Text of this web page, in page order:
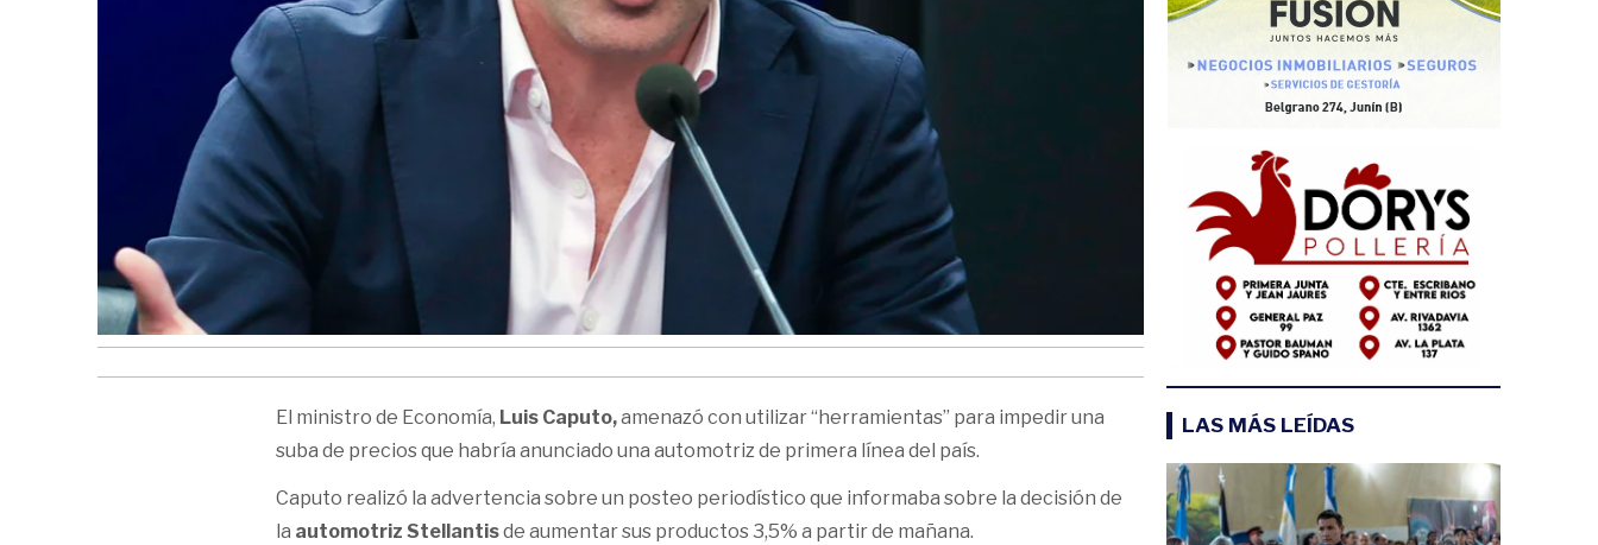
El ministro de Economía, Luis Caputo,amenazó con utilizar “herramientas” para impedir una
suba de precios que habría anunciado una automotriz de primera línea del país.
Caputo realizó la advertencia sobre un posteo periodístico que informaba sobre la decisión de
la automotriz Stellantisde aumentar sus productos 3,5% a partir de mañana.
LAS MÁS LEÍDAS